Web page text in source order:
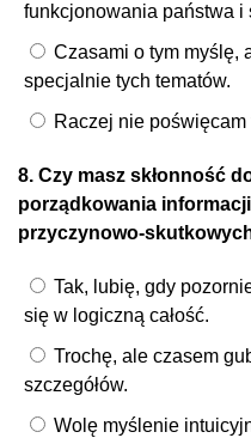
funkcjonowania państwa i
Czasami o tym myślę,
specjalnie tych tematów.
Raczej nie
8. Czy masz skłonność
porządkowania
przyczynowo-
Tak, lubię, gdy
się w logiczną całość.
Trochę, ale czasem
szczegółów.
Wolę myślenie